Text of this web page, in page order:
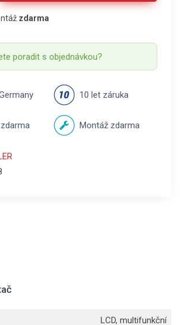
zdarma
poradit s objednávkou?
10 let záruka
Montáž zdarma
LCD, multifunkční